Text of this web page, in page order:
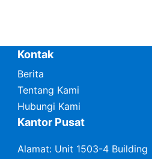
Kontak
Berita
Tentang Kami
Hubungi Kami
Kantor Pusat
Alamat: Unit 1503-4 Building